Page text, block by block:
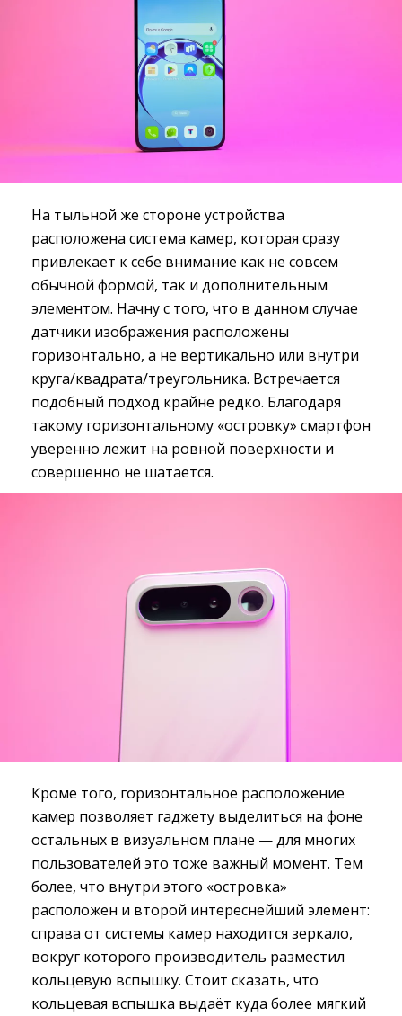
На тыльной же стороне устройства
расположена система камер, которая сразу
привлекает к себе внимание как не совсем
обычной формой, так и дополнительным
элементом. Начну с того, что в данном случае
датчики изображения расположены
горизонтально, а не вертикально или внутри
круга/квадрата/треугольника. Встречается
подобный подход крайне редко. Благодаря
такому горизонтальному «островку» смартфон
уверенно лежит на ровной поверхности и
совершенно не шатается.
Кроме того, горизонтальное расположение
камер позволяет гаджету выделиться на фоне
остальных в визуальном плане — для многих
пользователей это тоже важный момент. Тем
более, что внутри этого «островка»
расположен и второй интереснейший элемент:
справа от системы камер находится зеркало,
вокруг которого производитель разместил
кольцевую вспышку. Стоит сказать, что
кольцевая вспышка выдаёт куда более мягкий